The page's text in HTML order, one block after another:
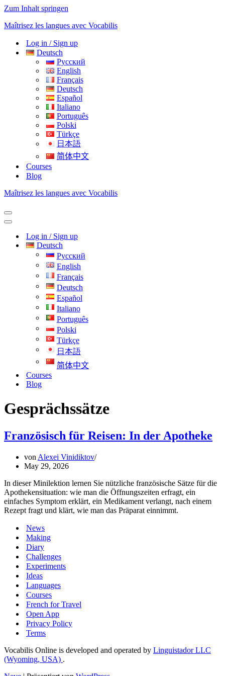
Zum Inhalt springen
Maîtrisez les langues avec Vocabilis
Log in / Sign up
Deutsch
Русский
English
Français
Deutsch
Español
Italiano
Português
Polski
Türkçe
日本語
简体中文
Courses
Blog
Maîtrisez les langues avec Vocabilis
Navigationsmenü
Navigationsmenü
Log in / Sign up
Deutsch
Русский
English
Français
Deutsch
Español
Italiano
Português
Polski
Türkçe
日本語
简体中文
Courses
Blog
Gesprächssätze
Französisch für Reisen: In der Apotheke
von Alexei Vinidiktov
May 29, 2026
In dieser Minilektion lernen Sie nützliche französische Sätze für die
Apothekensituation: wie man die Öffnungszeiten erfragt, ein
einfaches Symptom erklärt, ein Medikament verlangt, nach einem
Rezept fragt und klärt, wie man das Präparat einnimmt.
News
Making
Diary
Challenges
Experiments
Ideas
Languages
Courses
French for Travel
Open App
Privacy Policy
Terms
Vocabilis Online is developed and operated by Linguistador LLC
(Wyoming, USA) .